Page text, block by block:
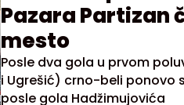
Pazara Partizan
mesto
Posle dva gola u prvom
i Ugrešić) crno-beli ponovo
posle gola Hadžimujovića